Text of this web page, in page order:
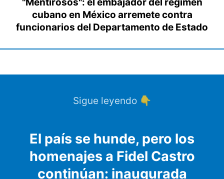
cubano en México arremete contra
funcionarios del Departamento de Estado
Sigue leyendo 👇